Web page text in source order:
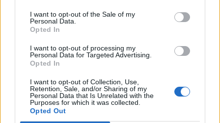
I want to opt-out of the Sale of my
Personal Data.
Opted In
I want to opt-out of processing my
Personal Data for Targeted Advertising.
Opted In
I want to opt-out of Collection, Use,
Retention, Sale, and/or Sharing of my
Personal Data that Is Unrelated with the
Purposes for which it was collected.
Opted Out
Οι προσφυγικοί οικισμοί, τα γυμνά στην
Ακρόπολη, και το οπτικό φλερτ με το μεταξικό
καθεστώς.